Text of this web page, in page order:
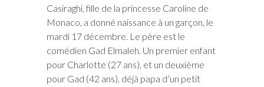
Casiraghi, fille de la princesse Caroline de
Monaco, a donné naissance à un garçon, le
mardi 17 décembre. Le père est le
comédien Gad Elmaleh. Un premier enfant
pour Charlotte (27 ans), et un deuxième
pour Gad (42 ans), déjà papa d’un petit